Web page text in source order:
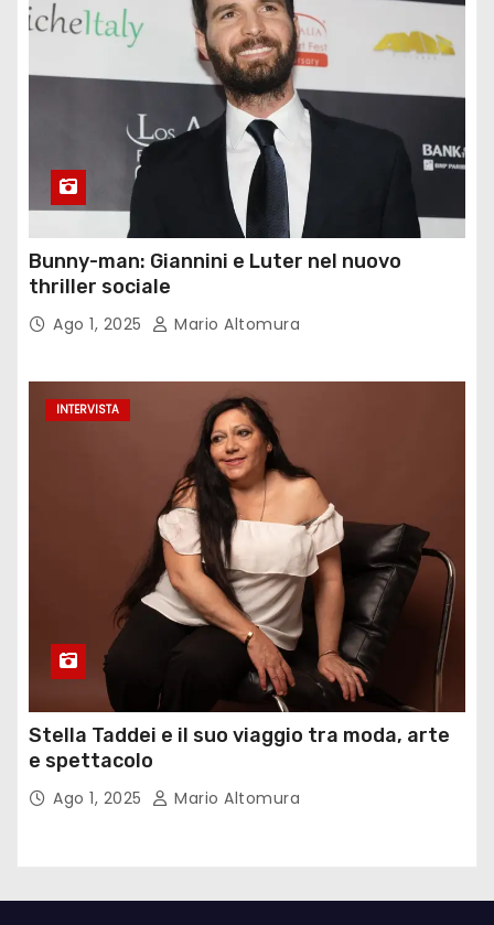
Bunny-man: Giannini e Luter nel nuovo
thriller sociale
Ago 1, 2025 Mario Altomura
INTERVISTA
Stella Taddei e il suo viaggio tra moda, arte
e spettacolo
Ago 1, 2025 Mario Altomura